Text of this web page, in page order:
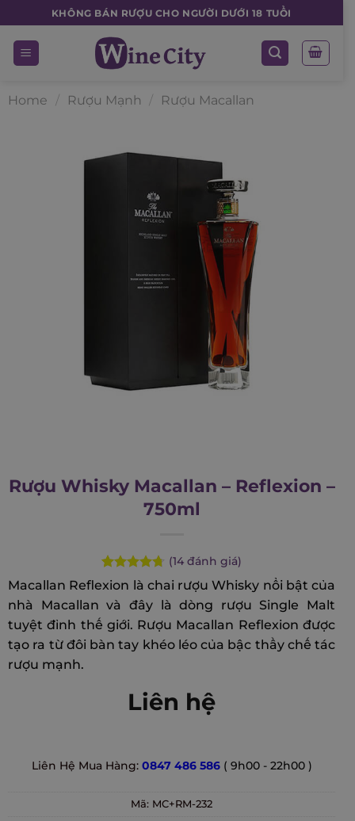
to
content
KHÔNG BÁN RƯỢU CHO NGƯỜI DƯỚI 18 TUỔI
Home / Rượu Mạnh / Rượu Macallan
Rượu Whisky Macallan – Reflexion –
750ml
Rated4.71
out of 5
based on
14
customer
ratings
(14đánh giá)
Macallan Reflexion là chai rượu Whisky nổi bật của
nhà Macallan và đây là dòng rượu Single Malt
tuyệt đỉnh thế giới. Rượu Macallan Reflexion được
tạo ra từ đôi bàn tay khéo léo của bậc thầy chế tác
rượu mạnh.
Liên hệ
Liên Hệ Mua Hàng: 0847 486 586 ( 9h00 - 22h00 )
Mã: MC+RM-232